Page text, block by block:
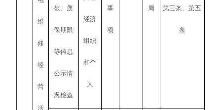
维
修
经
营
活
范、质
保期限
等信息
公示情
况检查
经济
组织
和个
人
事
项
局 第三条、第五
条